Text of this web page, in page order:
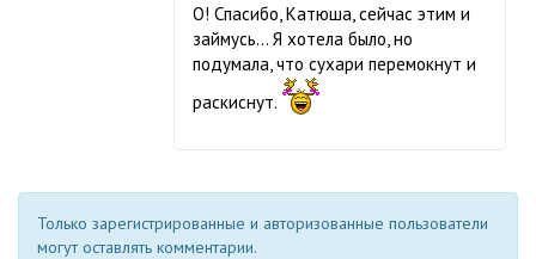
О! Спасибо, Катюша, сейчас этим и
займусь… Я хотела было, но
подумала, что сухари перемокнут и
раскиснут.
Только зарегистрированные и авторизованные пользователи
могут оставлять комментарии.